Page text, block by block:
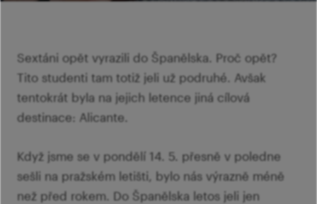
Sextáni opět vyrazili do Španělska. Proč opět?
Tito studenti tam totiž jeli už podruhé. Avšak
tentokrát byla na jejich letence jiná cílová
destinace: Alicante.
Když jsme se v pondělí 14. 5. přesně v poledne
sešli na pražském letišti, bylo nás výrazně méně
než před rokem. Do Španělska letos jeli jen